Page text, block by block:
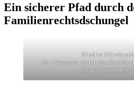
Ein sicherer Pfad durch
Familienrechtsdschungel
Kind im
Ein Wegweiser durch den
ISBN